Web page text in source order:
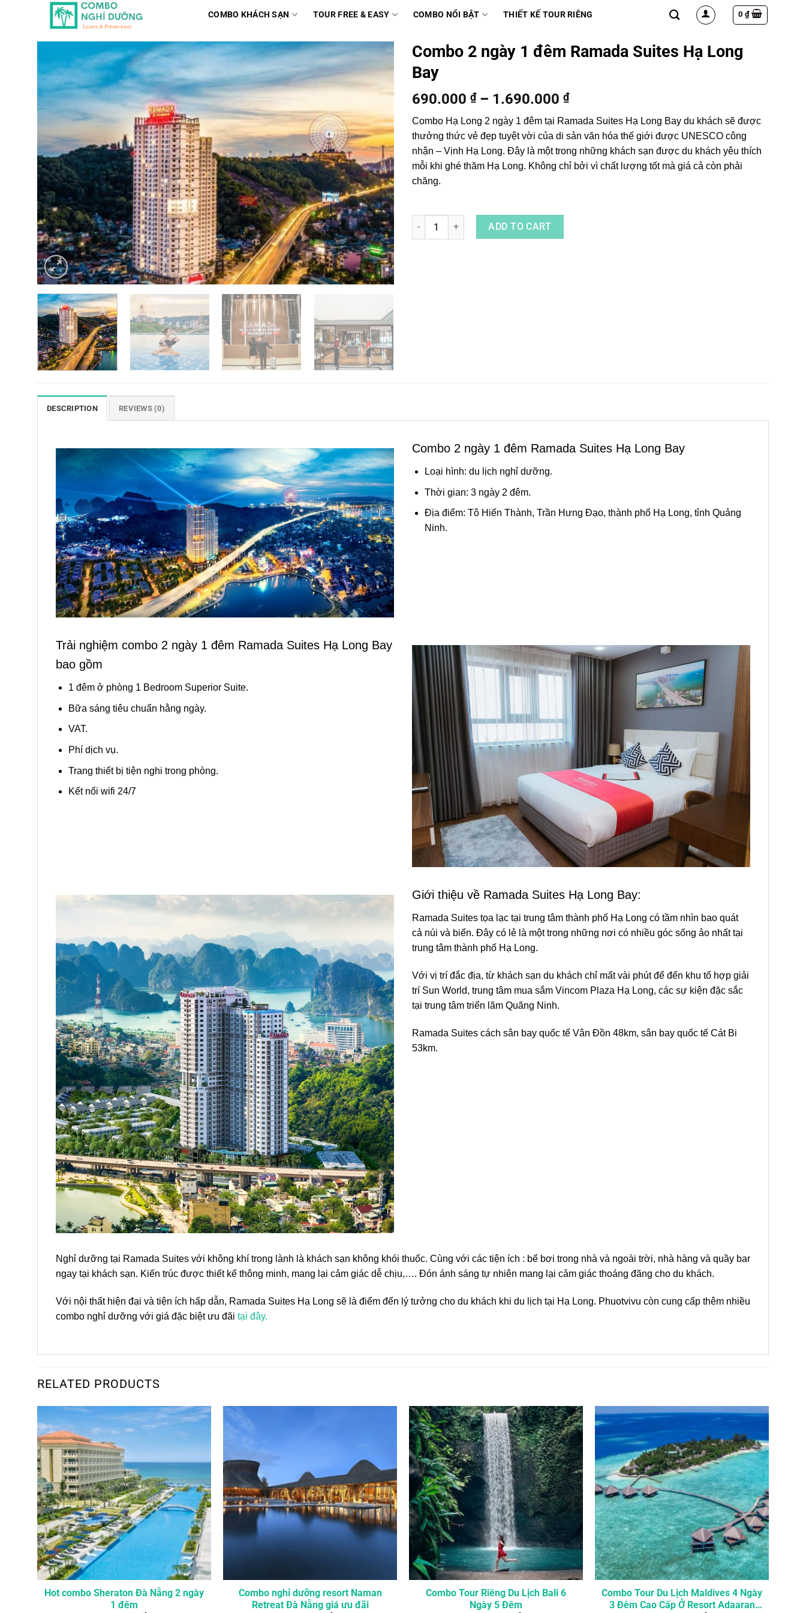
COMBO KHÁCH SẠN TOUR FREE & EASY COMBO NỔI BẬT THIẾT KẾ TOUR RIÊNG 0 ₫
Combo 2 ngày 1 đêm Ramada Suites Hạ Long
Bay
690.000 ₫– 1.690.000 ₫
Combo Hạ Long 2 ngày 1 đêm tại Ramada Suites Hạ Long Bay du khách sẽ được
thưởng thức vẻ đẹp tuyệt vời của di sản văn hóa thế giới được UNESCO công
nhận – Vịnh Hạ Long. Đây là một trong những khách sạn được du khách yêu thích
mỗi khi ghé thăm Hạ Long. Không chỉ bởi vì chất lượng tốt mà giá cả còn phải
chăng.
Combo 2 ngày 1 đêm Ramada Suites Hạ Long Bay quantity
ADD TO CART
DESCRIPTION REVIEWS (0)
Combo 2 ngày 1 đêm Ramada Suites Hạ Long Bay
Loại hình: du lịch nghỉ dưỡng.
Thời gian: 3 ngày 2 đêm.
Địa điểm: Tô Hiến Thành, Trần Hưng Đạo, thành phố Hạ Long, tỉnh Quảng
Ninh.
Trải nghiệm combo 2 ngày 1 đêm Ramada Suites Hạ Long Bay
bao gồm
1 đêm ở phòng 1 Bedroom Superior Suite.
Bữa sáng tiêu chuẩn hằng ngày.
VAT.
Phí dịch vụ.
Trang thiết bị tiện nghi trong phòng.
Kết nối wifi 24/7
Giới thiệu về Ramada Suites Hạ Long Bay:
Ramada Suites tọa lạc tại trung tâm thành phố Hạ Long có tầm nhìn bao quát
cả núi và biển. Đây có lẻ là một trong những nơi có nhiều góc sống ảo nhất tại
trung tâm thành phố Hạ Long.
Với vị trí đắc địa, từ khách sạn du khách chỉ mất vài phút để đến khu tổ hợp giải
trí Sun World, trung tâm mua sắm Vincom Plaza Hạ Long, các sự kiện đặc sắc
tại trung tâm triển lãm Quãng Ninh.
Ramada Suites cách sân bay quốc tế Vân Đồn 48km, sân bay quốc tế Cát Bi
53km.
Nghỉ dưỡng tại Ramada Suites với không khí trong lành là khách sạn không khói thuốc. Cùng với các tiện ích : bể bơi trong nhà và ngoài trời, nhà hàng và quầy bar
ngay tại khách sạn. Kiến trúc được thiết kế thông minh, mang lại cảm giác dễ chịu,…. Đón ánh sáng tự nhiên mang lại cảm giác thoáng đãng cho du khách.
Với nội thất hiện đại và tiện ích hấp dẫn, Ramada Suites Hạ Long sẽ là điểm đến lý tưởng cho du khách khi du lịch tại Hạ Long. Phuotvivu còn cung cấp thêm nhiều
combo nghỉ dưỡng với giá đặc biệt ưu đãi tại đây.
RELATED PRODUCTS
Hot combo Sheraton Đà Nẵng 2 ngày
1 đêm
Combo nghỉ dưỡng resort Naman
Retreat Đà Nẵng giá ưu đãi
Combo Tour Riêng Du Lịch Bali 6
Ngày 5 Đêm
Combo Tour Du Lịch Maldives 4 Ngày
3 Đêm Cao Cấp Ở Resort Adaaran